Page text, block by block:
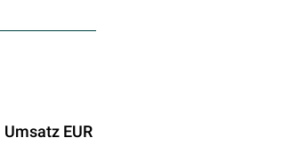
Umsatz EUR